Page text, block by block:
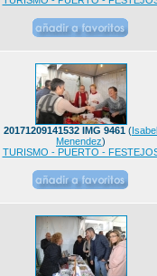
20171209141532 IMG 9461 (Isabel
Menendez)
TURISMO - PUERTO -